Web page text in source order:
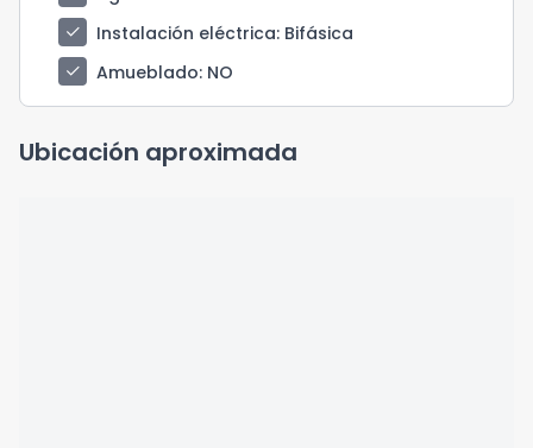
check
Instalación eléctrica: Bifásica
check
Amueblado: NO
Ubicación aproximada